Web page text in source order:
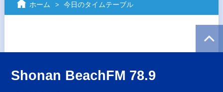
ホーム 今日のタイムテーブル
Shonan BeachFM 78.9